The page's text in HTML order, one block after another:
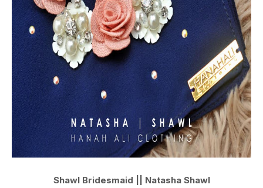
Shawl Bridesmaid || Natasha Shawl